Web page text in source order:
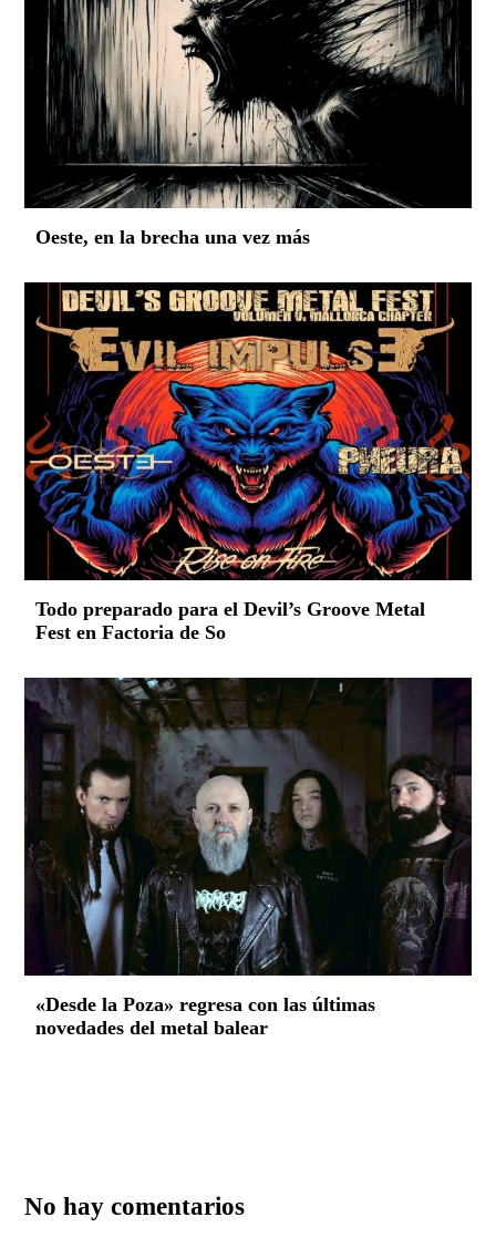
Oeste, en la brecha una vez más
Todo preparado para el Devil’s Groove Metal
Fest en Factoria de So
«Desde la Poza» regresa con las últimas
novedades del metal balear
No hay comentarios